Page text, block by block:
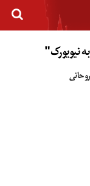
نیویورک"